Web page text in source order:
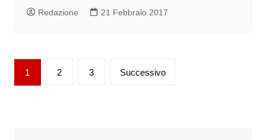
Redazione 21 Febbraio 2017
Paginazione
degli
1 2 3 Successivo